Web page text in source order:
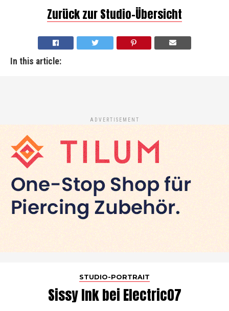
Zurück zur Studio-Übersicht
In this article:
ADVERTISEMENT
STUDIO-PORTRAIT
Sissy Ink bei Electric07